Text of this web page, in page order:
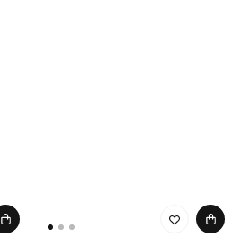
og beskyttelse mot kjølige
omfatter også komfortable